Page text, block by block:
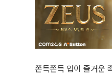
쫀득쫀득 입이 즐거운